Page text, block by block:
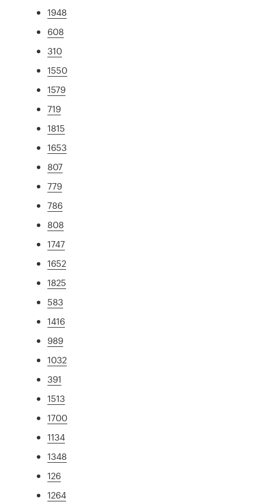
1948
608
310
1550
1579
719
1815
1653
807
779
786
808
1747
1652
1825
583
1416
989
1032
391
1513
1700
1134
1348
126
1264